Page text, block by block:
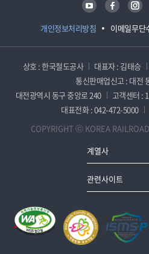
개인정보처리방침 이메일무단
상호 : 한국철도공사 대표자 : 김태승
통신판매업신고 : 대전
대전광역시 동구 중앙로 240
고객센터 :
대표전화 : 042-472-5000
COPYRIGHT ⓒ KOREA
계열사
관련사이트